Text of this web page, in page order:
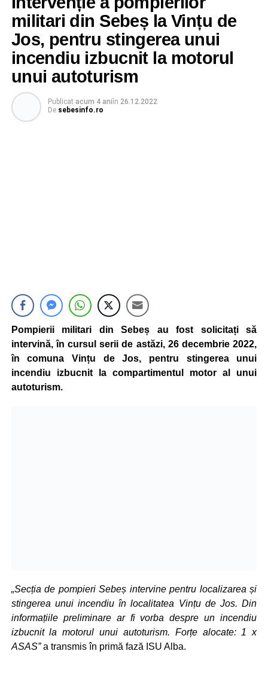
militari din Sebeș la Vințu de
Jos, pentru stingerea unui
incendiu izbucnit la motorul
unui autoturism
Publicat acum 4 aniîn 26.12.2022
De sebesinfo.ro
Pompierii militari din Sebeș au fost solicitați să
intervină, în cursul serii de astăzi, 26 decembrie 2022,
în comuna Vințu de Jos, pentru stingerea unui
incendiu izbucnit la compartimentul motor al unui
autoturism.
„Secția de pompieri Sebeș intervine pentru localizarea și
stingerea unui incendiu în localitatea Vințu de Jos. Din
informațiile preliminare ar fi vorba despre un incendiu
izbucnit la motorul unui autoturism. Forțe alocate: 1 x
ASAS”a transmis în primă fază ISU Alba.